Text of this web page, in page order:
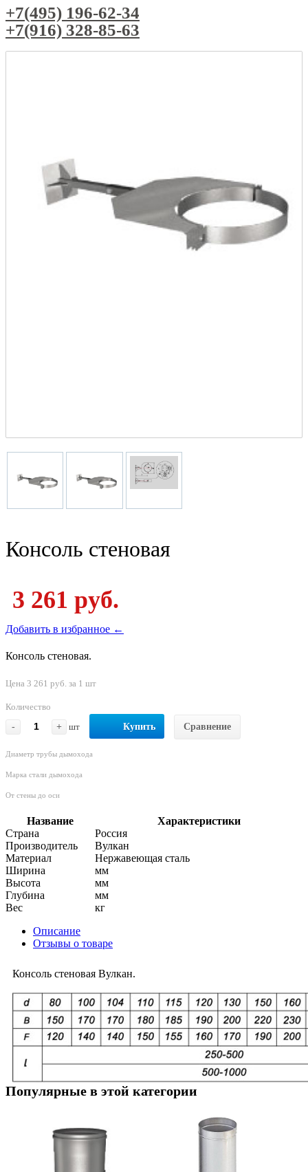
+7(495) 196-62-34
+7(916) 328-85-63
Консоль стеновая
3 261 руб.
Добавить в избранное ←
Консоль стеновая.
Цена 3 261 руб. за 1 шт
Количество
-
+ шт Купить Сравнение
Диаметр трубы дымохода
Марка стали дымохода
От стены до оси
Название
Характеристики
Страна
Россия
Производитель
Вулкан
Материал
Нержавеющая сталь
Ширина
мм
Высота
мм
Глубина
мм
Вес
кг
Описание
Отзывы о товаре
Консоль стеновая Вулкан.
Популярные в этой категории